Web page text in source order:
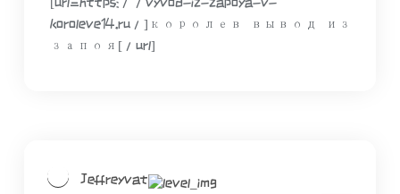
koroleve14.ru/]королев вывод из
запоя[/url]
Jeffreyvat